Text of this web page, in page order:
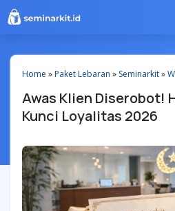
Home »Paket Lebaran » Seminarkit»
Awas Klien Diserobot!
Kunci Loyalitas 2026